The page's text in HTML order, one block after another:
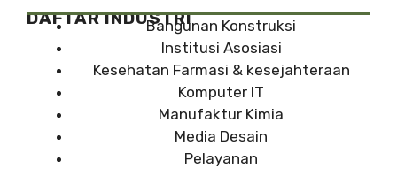
DAFTAR INDUSTRIBangunan Konstruksi
Institusi Asosiasi
Kesehatan Farmasi & kesejahteraan
Komputer IT
Manufaktur Kimia
Media Desain
Pelayanan